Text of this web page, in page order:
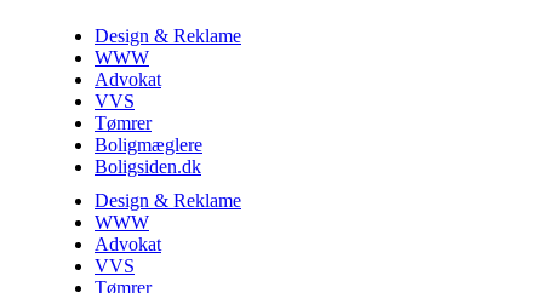
Design & Reklame
WWW
Advokat
VVS
Tømrer
Boligmæglere
Boligsiden.dk
Design & Reklame
WWW
Advokat
VVS
Tømrer